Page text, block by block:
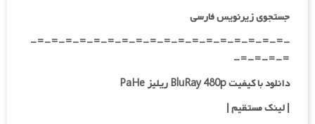
جستجوی زیرنویس فارسی
-=-=-=-=-=-=-=-=-=-=-=-=-=-=-=-=-=-=-
=-=-=-=-
دانلود با کیفیت BluRay 480p ریلیز PaHe
| لینک مستقیم|